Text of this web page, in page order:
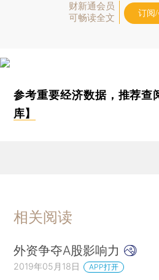
财新通会员
可畅读全文
订阅
参考重要经济数据，推荐查
库】
相关阅读
外资争夺A股影响力
2019年05月18日 APP打开